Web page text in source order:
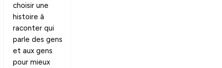
choisir une
histoire à
raconter qui
parle des gens
et aux gens
pour mieux